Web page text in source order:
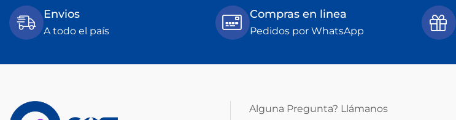
Envios
A todo el país
Compras en linea
Pedidos por WhatsApp
Alguna Pregunta? Llámanos